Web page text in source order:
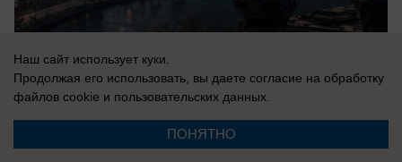
08.08.2026
Наш сайт использует куки.
Продолжая его использовать, вы даете согласие на обработку
файлов cookie и пользовательских данных.
ПОНЯТНО